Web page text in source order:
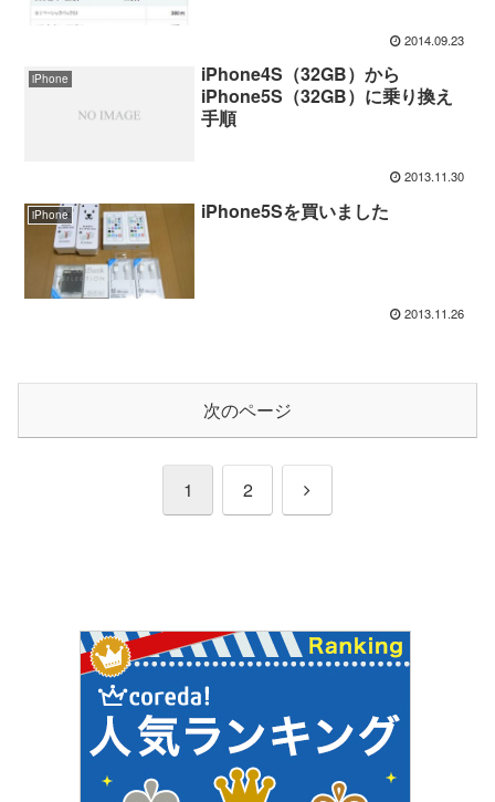
2014.09.23
iPhone
iPhone4S（32GB）から
iPhone5S（32GB）に乗り換え
手順
2013.11.30
iPhone iPhone5Sを買いました
2013.11.26
次のページ
1 2
次